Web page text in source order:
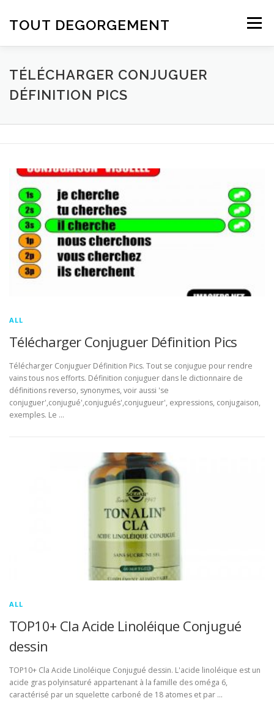
TOUT DEGORGEMENT Menu
TÉLÉCHARGER CONJUGUER
DÉFINITION PICS
ALL
Télécharger Conjuguer Définition Pics
Télécharger Conjuguer Définition Pics. Tout se conjugue pour rendre
vains tous nos efforts. Définition conjuguer dans le dictionnaire de
définitions reverso, synonymes, voir aussi 'se
conjuguer',conjugué',conjugués',conjugueur', expressions, conjugaison,
exemples. Le …
ALL
TOP10+ Cla Acide Linoléique Conjugué
dessin
TOP10+ Cla Acide Linoléique Conjugué dessin. L'acide linoléique est un
acide gras polyinsaturé appartenant à la famille des oméga 6,
caractérisé par un squelette carboné de 18 atomes et par …